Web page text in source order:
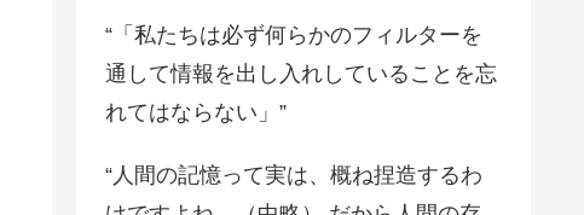
“「私たちは必ず何らかのフィルターを
通して情報を出し入れしていることを忘
れてはならない」”
“人間の記憶って実は、概ね捏造するわ